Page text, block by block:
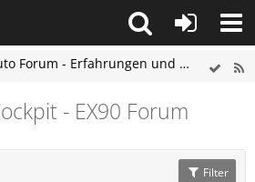
Volvo EX90 Elektroauto Forum - Erfahrungen und Probleme
- EX90 Forum
Filter